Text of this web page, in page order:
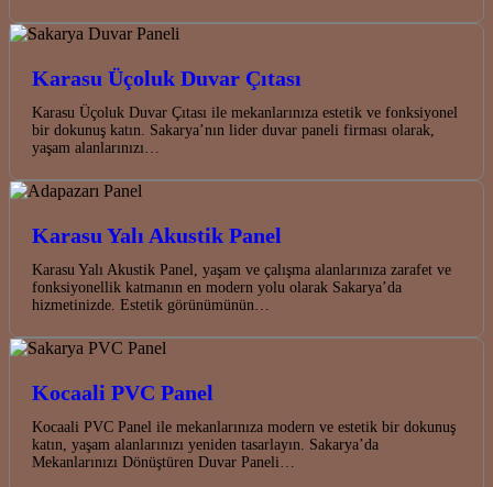
Karasu Üçoluk Duvar Çıtası
Karasu Üçoluk Duvar Çıtası ile mekanlarınıza estetik ve fonksiyonel
bir dokunuş katın. Sakarya’nın lider duvar paneli firması olarak,
yaşam alanlarınızı…
Karasu Yalı Akustik Panel
Karasu Yalı Akustik Panel, yaşam ve çalışma alanlarınıza zarafet ve
fonksiyonellik katmanın en modern yolu olarak Sakarya’da
hizmetinizde. Estetik görünümünün…
Kocaali PVC Panel
Kocaali PVC Panel ile mekanlarınıza modern ve estetik bir dokunuş
katın, yaşam alanlarınızı yeniden tasarlayın. Sakarya’da
Mekanlarınızı Dönüştüren Duvar Paneli…